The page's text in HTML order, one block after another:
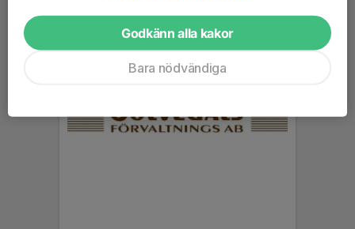
Godkänn alla kakor
Bara nödvändiga